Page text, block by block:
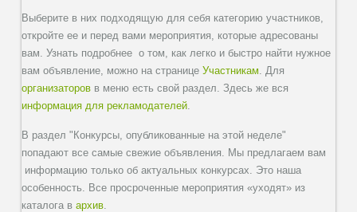
Выберите в них подходящую для себя категорию участников,
откройте ее и перед вами мероприятия, которые адресованы
вам. Узнать подробнее о том, как легко и быстро найти нужное
вам объявление, можно на страницеУчастникам. Для
организаторов в меню есть свой раздел. Здесь же вся
информация для рекламодателей.
В раздел "Конкурсы, опубликованные на этой неделе"
попадают все самые свежие объявления. Мы предлагаем вам
информацию только об актуальных конкурсах. Это наша
особенность. Все просроченные мероприятия «уходят» из
каталога вархив.